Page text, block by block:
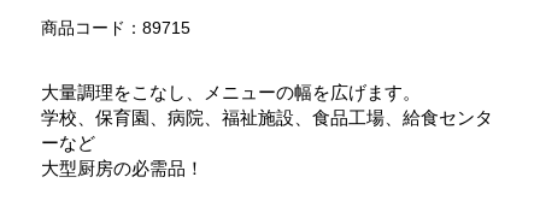
商品コード：89715
大量調理をこなし、メニューの幅を広げます。
学校、保育園、病院、福祉施設、食品工場、給食センタ
ーなど
大型厨房の必需品！